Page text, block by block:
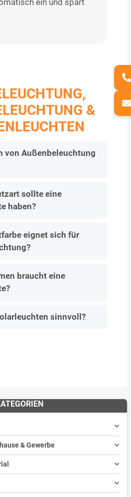
G
& L
von Außenbeleuchtung
sollte eine
haben?
eignet sich für
braucht eine
sinnvoll?
& Gewerbe